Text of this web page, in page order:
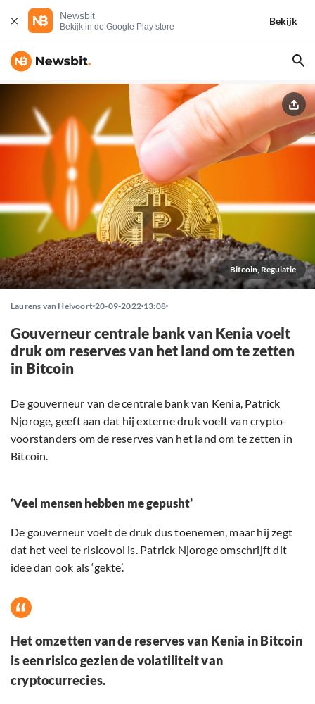
Newsbit
Bekijk in de Google Play store
Bekijk
Bitcoin, Regulatie
Laurens van Helvoort 20-09-2022 13:08
Gouverneur centrale bank van Kenia voelt
druk om reserves van het land om te zetten
in Bitcoin
De gouverneur van de centrale bank van Kenia, Patrick
Njoroge, geeft aan dat hij externe druk voelt van crypto-
voorstanders om de reserves van het land om te zetten in
Bitcoin.
‘Veel mensen hebben me gepusht’
De gouverneur voelt de druk dus toenemen, maar hij zegt
dat het veel te risicovol is. Patrick Njoroge omschrijft dit
idee dan ook als ‘gekte’.
Het omzetten van de reserves van Kenia in Bitcoin
is een risico gezien de volatiliteit van
cryptocurrecies.